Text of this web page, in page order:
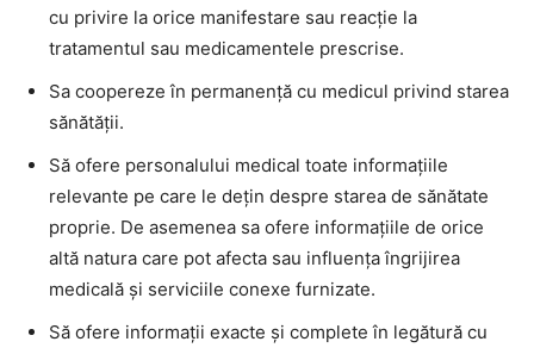
cu privire la orice manifestare sau reacţie la
tratamentul sau medicamentele prescrise.
Sa coopereze în permanenţă cu medicul privind starea
sănătăţii.
Să ofere personalului medical toate informaţiile
relevante pe care le deţin despre starea de sănătate
proprie. De asemenea sa ofere informaţiile de orice
altă natura care pot afecta sau influenţa îngrijirea
medicală şi serviciile conexe furnizate.
Să ofere informaţii exacte şi complete în legătură cu